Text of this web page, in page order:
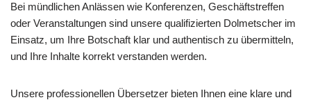
Bei mündlichen Anlässen wie Konferenzen, Geschäftstreffen
oder Veranstaltungen sind unsere qualifizierten Dolmetscher im
Einsatz, um Ihre Botschaft klar und authentisch zu übermitteln,
und Ihre Inhalte korrekt verstanden werden.
Unsere professionellen Übersetzer bieten Ihnen eine klare und